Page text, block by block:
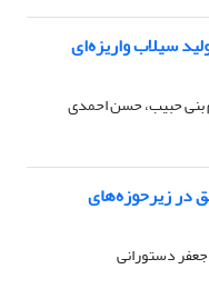
سیلاب واریزه‌ای
بنی حبیب، حسن احمدی
در زیر‌حوزه‌های
دستورانی